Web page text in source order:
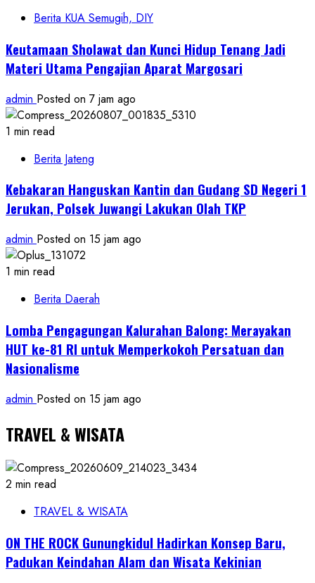
Berita KUA Semugih, DIY
Keutamaan Sholawat dan Kunci Hidup Tenang Jadi
Materi Utama Pengajian Aparat Margosari
admin Posted on 7 jam ago
1 min read
Berita Jateng
Kebakaran Hanguskan Kantin dan Gudang SD Negeri 1
Jerukan, Polsek Juwangi Lakukan Olah TKP
admin Posted on 15 jam ago
1 min read
Berita Daerah
Lomba Pengagungan Kalurahan Balong: Merayakan
HUT ke-81 RI untuk Memperkokoh Persatuan dan
Nasionalisme
admin Posted on 15 jam ago
TRAVEL & WISATA
2 min read
TRAVEL & WISATA
ON THE ROCK Gunungkidul Hadirkan Konsep Baru,
Padukan Keindahan Alam dan Wisata Kekinian